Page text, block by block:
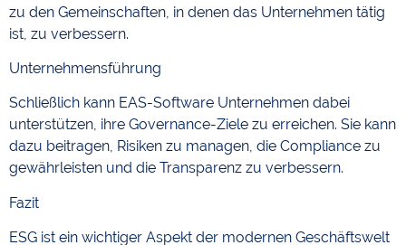
zu den Gemeinschaften, in denen das Unternehmen tätig
ist, zu verbessern.
Unternehmensführung
Schließlich kann EAS-Software Unternehmen dabei
unterstützen, ihre Governance-Ziele zu erreichen. Sie kann
dazu beitragen, Risiken zu managen, die Compliance zu
gewährleisten und die Transparenz zu verbessern.
Fazit
ESG ist ein wichtiger Aspekt der modernen Geschäftswelt